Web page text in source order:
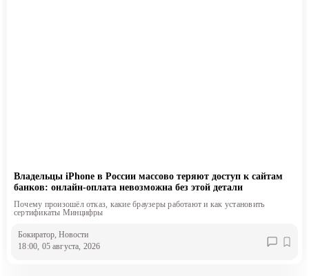
Владельцы iPhone в России массово теряют доступ к сайтам
банков: онлайн-оплата невозможна без этой детали
Почему произошёл отказ, какие браузеры работают и как установить
сертификаты Минцифры
Бокиратор , Новости
18:00, 05 августа, 2026